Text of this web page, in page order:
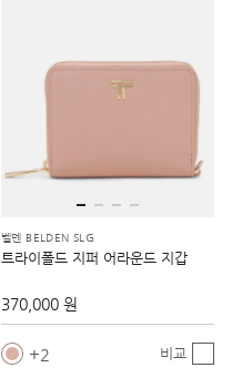
벨덴 BELDEN SLG
트라이폴드 지퍼 어라운드 지갑
370,000 원
2 비교